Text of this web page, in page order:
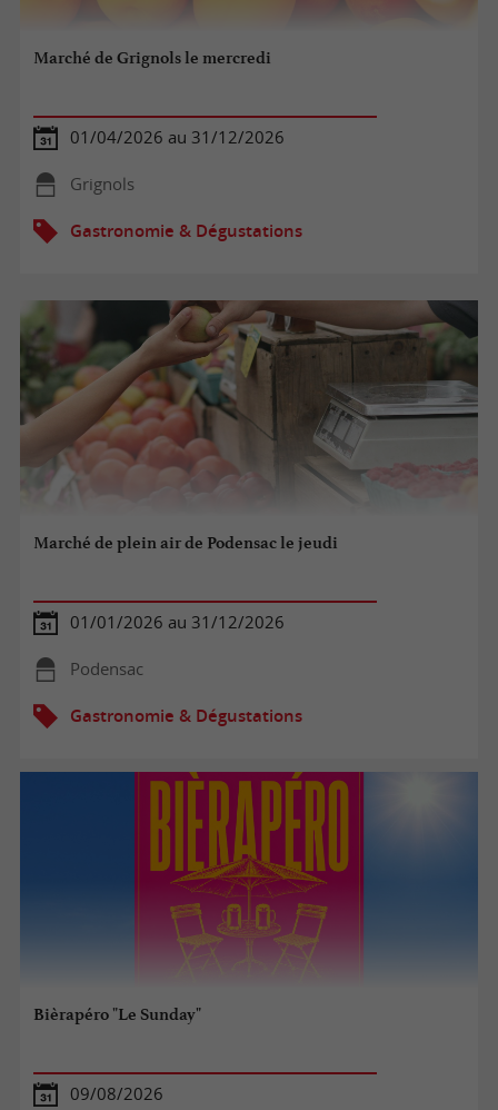
Marché de Grignols le mercredi
01/04/2026 au 31/12/2026
Grignols
Gastronomie & Dégustations
Marché de plein air de Podensac le jeudi
01/01/2026 au 31/12/2026
Podensac
Gastronomie & Dégustations
Bièrapéro "Le Sunday"
09/08/2026